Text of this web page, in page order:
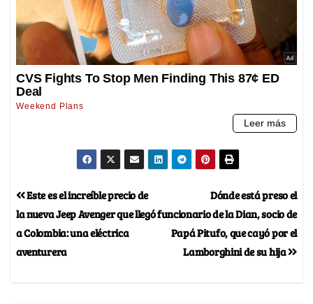
Dónde está preso el
funcionario de la Dian, socio de
Papá Pitufo, que cayó por el
Lamborghini de su hija
Este es el increíble precio de
la nueva Jeep Avenger que llegó
a Colombia: una eléctrica
aventurera